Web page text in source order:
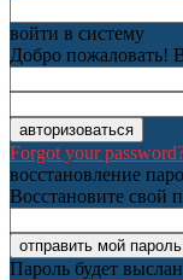
войти в систему
Добро пожаловать!
Forgot your
восстановление
Восстановите свой
Пароль будет